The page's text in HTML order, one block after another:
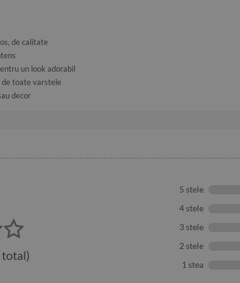
de calitate
un look adorabil
toate varstele
decor
total)
5 stele
4 stele
3 stele
2 stele
1 stea